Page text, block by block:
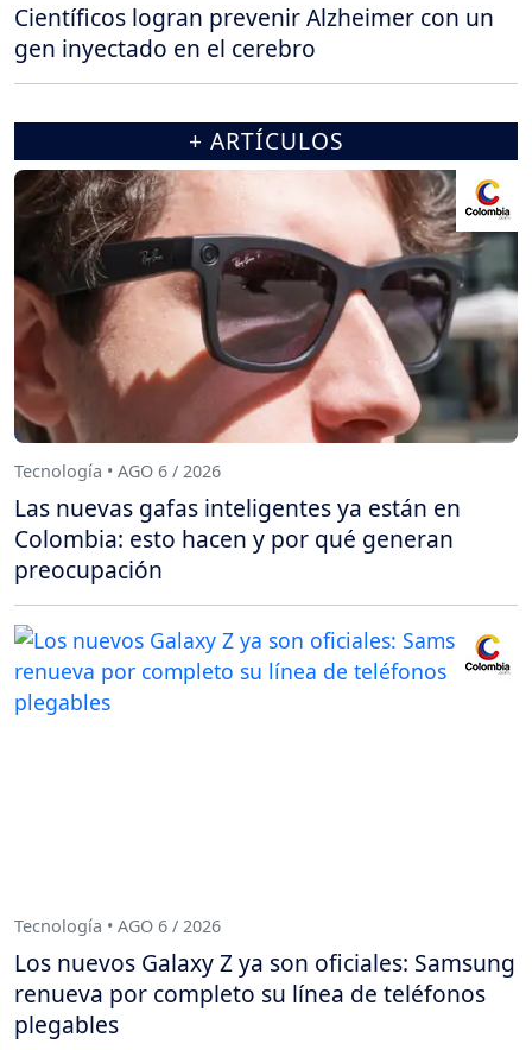
Científicos logran prevenir Alzheimer con un
gen inyectado en el cerebro
+ ARTÍCULOS
Tecnología • AGO 6 / 2026
Las nuevas gafas inteligentes ya están en
Colombia: esto hacen y por qué generan
preocupación
Tecnología • AGO 6 / 2026
Los nuevos Galaxy Z ya son oficiales: Samsung
renueva por completo su línea de teléfonos
plegables